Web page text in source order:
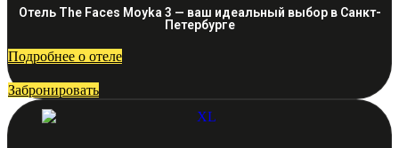
Отель The Faces Moyka 3 — ваш идеальный выбор в Санкт-
Петербурге
Подробнее о отеле
Забронировать